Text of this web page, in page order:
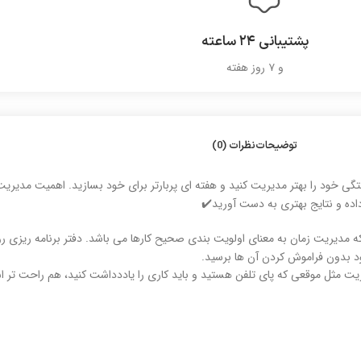
پشتیبانی ۲۴ ساعته
و ۷ روز هفته
توضیحاتنظرات (0)
خود را بهتر مدیریت کنید و هفته ای پربارتر برای خود بسازید. اهمیت
و نتایج بهتری به دست آورید✔️
مدیریت زمان به معنای اولویت بندی صحیح کارها می باشد. دفتر برنامه
بدون فراموش کردن آن ها برسید.
مثل موقعی که پای تلفن هستید و باید کاری را یاددداشت کنید، هم راحت